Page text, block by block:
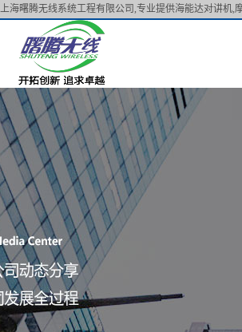
上海曙腾无线系统工程有限公司,专业提供海能达对讲机,